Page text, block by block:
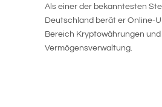
Als einer der bekanntesten
Deutschland berät er Online-
Bereich Kryptowährungen und
Vermögensverwaltung.